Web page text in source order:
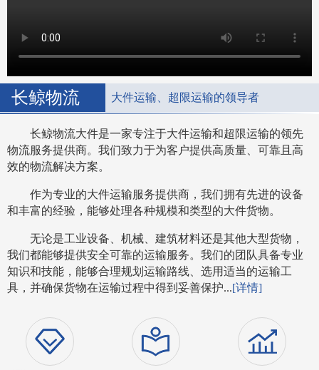
长鲸物流 大件运输、超限运输的领导者
长鲸物流大件是一家专注于大件运输和超限运输的领先
物流服务提供商。我们致力于为客户提供高质量、可靠且高
效的物流解决方案。
作为专业的大件运输服务提供商，我们拥有先进的设备
和丰富的经验，能够处理各种规模和类型的大件货物。
无论是工业设备、机械、建筑材料还是其他大型货物，
我们都能够提供安全可靠的运输服务。我们的团队具备专业
知识和技能，能够合理规划运输路线、选用适当的运输工
具，并确保货物在运输过程中得到妥善保护...[详情]